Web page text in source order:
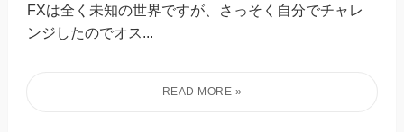
FXは全く未知の世界ですが、さっそく自分でチャレ
ンジしたのでオス...